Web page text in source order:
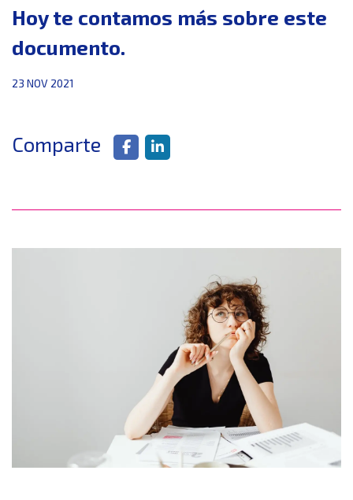
Hoy te contamos más sobre este
documento.
23 NOV 2021
Comparte